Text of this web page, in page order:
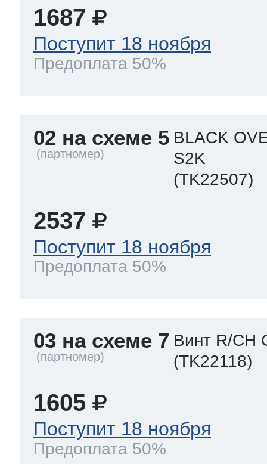
1687
Поступит 18 ноября
Предоплата 50%
02 на схеме 5 BLACK
S2K
(TK22507)
2537
Поступит 18 ноября
Предоплата 50%
03 на схеме 7 Винт R/CH
(TK22118)
1605
Поступит 18 ноября
Предоплата 50%